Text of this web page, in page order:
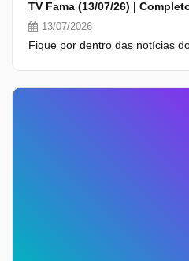
TV Fama (13/07/26) |
13/07/2026
Fique por dentro das notícias